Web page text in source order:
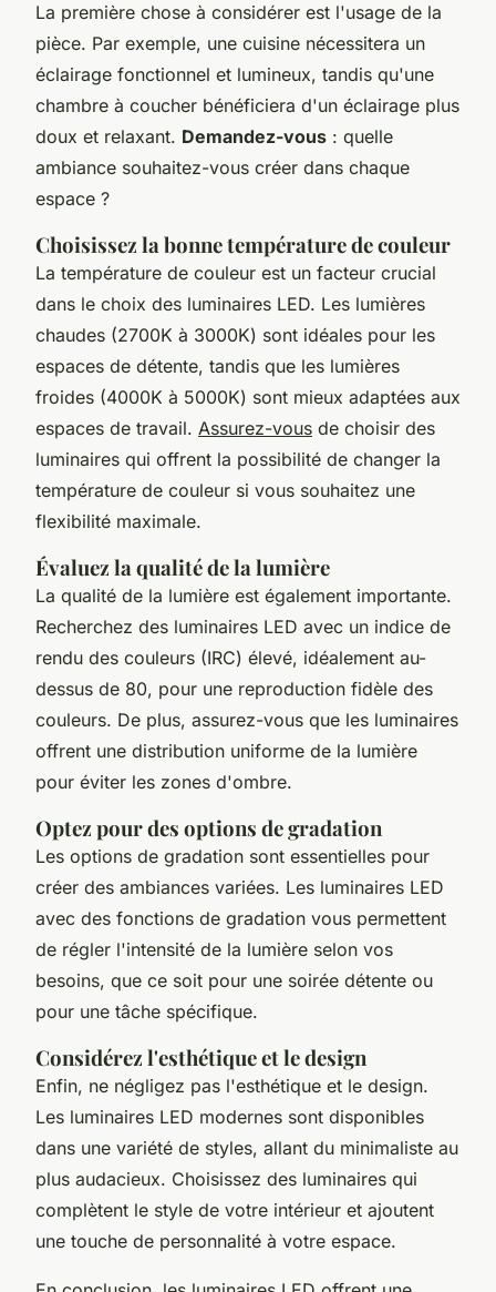
La première chose à considérer est l'usage de la
pièce. Par exemple, une cuisine nécessitera un
éclairage fonctionnel et lumineux, tandis qu'une
chambre à coucher bénéficiera d'un éclairage plus
doux et relaxant. Demandez-vous : quelle
ambiance souhaitez-vous créer dans chaque
espace ?
Choisissez la bonne température de couleur
La température de couleur est un facteur crucial
dans le choix des luminaires LED. Les lumières
chaudes (2700K à 3000K) sont idéales pour les
espaces de détente, tandis que les lumières
froides (4000K à 5000K) sont mieux adaptées aux
espaces de travail. Assurez-vous de choisir des
luminaires qui offrent la possibilité de changer la
température de couleur si vous souhaitez une
flexibilité maximale.
Évaluez la qualité de la lumière
La qualité de la lumière est également importante.
Recherchez des luminaires LED avec un indice de
rendu des couleurs (IRC) élevé, idéalement au-
dessus de 80, pour une reproduction fidèle des
couleurs. De plus, assurez-vous que les luminaires
offrent une distribution uniforme de la lumière
pour éviter les zones d'ombre.
Optez pour des options de gradation
Les options de gradation sont essentielles pour
créer des ambiances variées. Les luminaires LED
avec des fonctions de gradation vous permettent
de régler l'intensité de la lumière selon vos
besoins, que ce soit pour une soirée détente ou
pour une tâche spécifique.
Considérez l'esthétique et le design
Enfin, ne négligez pas l'esthétique et le design.
Les luminaires LED modernes sont disponibles
dans une variété de styles, allant du minimaliste au
plus audacieux. Choisissez des luminaires qui
complètent le style de votre intérieur et ajoutent
une touche de personnalité à votre espace.